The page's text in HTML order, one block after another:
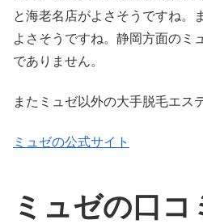
と海老名店がよさそうですね。
よさそうですね。静岡方面のミ
でありません。
またミュゼ以外の大手脱毛エス
ミュゼの公式サイト
ミュゼの口コ